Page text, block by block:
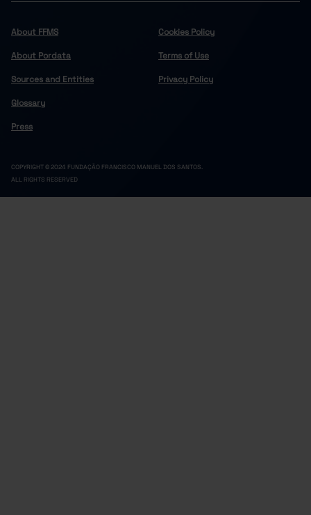
About FFMS
About Pordata
Sources and Entities
Glossary
Press
Cookies Policy
Terms of Use
Privacy Policy
COPYRIGHT © 2024 FUNDAÇÃO FRANCISCO MANUEL DOS SANTOS.
ALL RIGHTS RESERVED